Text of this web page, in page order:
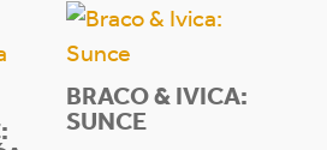
BRACO & IVICA:
SUNCE